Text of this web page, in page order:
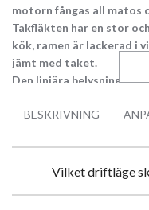
motorn fångas all matos
Takfläkten har en stor
kök, ramen är lackerad i
jämt med taket.
Den linjära belysningen
funktion tillåter att
BESKRIVNING
Vilket driftläge